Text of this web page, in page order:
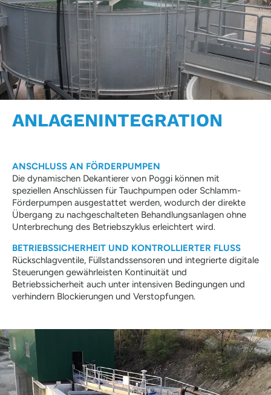
ANLAGENINTEGRATION
ANSCHLUSS AN FÖRDERPUMPEN
Die dynamischen Dekantierer von Poggi können mit
speziellen Anschlüssen für Tauchpumpen oder Schlamm-
Förderpumpen ausgestattet werden, wodurch der direkte
Übergang zu nachgeschalteten Behandlungsanlagen ohne
Unterbrechung des Betriebszyklus erleichtert wird.
BETRIEBSSICHERHEIT UND KONTROLLIERTER FLUSS
Rückschlagventile, Füllstandssensoren und integrierte digitale
Steuerungen gewährleisten Kontinuität und
Betriebssicherheit auch unter intensiven Bedingungen und
verhindern Blockierungen und Verstopfungen.